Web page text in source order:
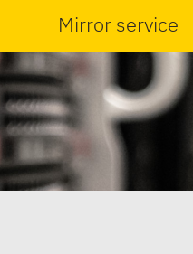
Mirror service